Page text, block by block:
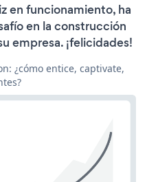
en funcionamiento, ha
en la construcción
empresa. ¡felicidades!
¿cómo entice, captivate,